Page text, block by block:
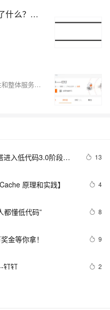
直播回顾 | 钉钉发布会到底讲了什么？企业数字化如何转型？阿里技术最佳实践案例大披露！
rds数据库 阿里云为钉钉提供了安全性和整体服务的稳定性
进入低代码3.0阶段新
13
原理和实践】 4
都懂低代码” 8
金等你拿！ 9
钉钉 2